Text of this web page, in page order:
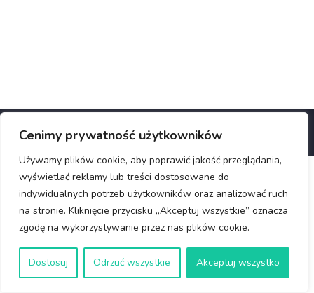
Cenimy prywatność użytkowników
Używamy plików cookie, aby poprawić jakość przeglądania,
wyświetlać reklamy lub treści dostosowane do
indywidualnych potrzeb użytkowników oraz analizować ruch
na stronie. Kliknięcie przycisku „Akceptuj wszystkie” oznacza
zgodę na wykorzystywanie przez nas plików cookie.
Dostosuj Odrzuć wszystkie Akceptuj wszystko
© Copyright 2025 Rotary Wrocław